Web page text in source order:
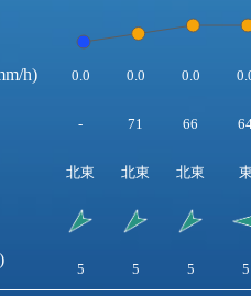
h) 0.0 0.0 0.0
- 71 66
北東 北東 北東 東
5 5 5 5